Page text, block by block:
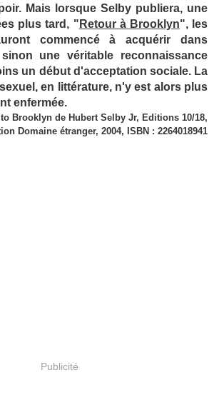
Mais lorsque Selby publiera, une
plus tard, " Retour à Brooklyn", les
commencé à acquérir dans
une véritable reconnaissance
un début d'acceptation sociale. La
en littérature, n'y est alors plus
enfermée.
Brooklyn de Hubert Selby Jr, Editions 10/18,
Domaine étranger, 2004, ISBN : 2264018941
Publicité